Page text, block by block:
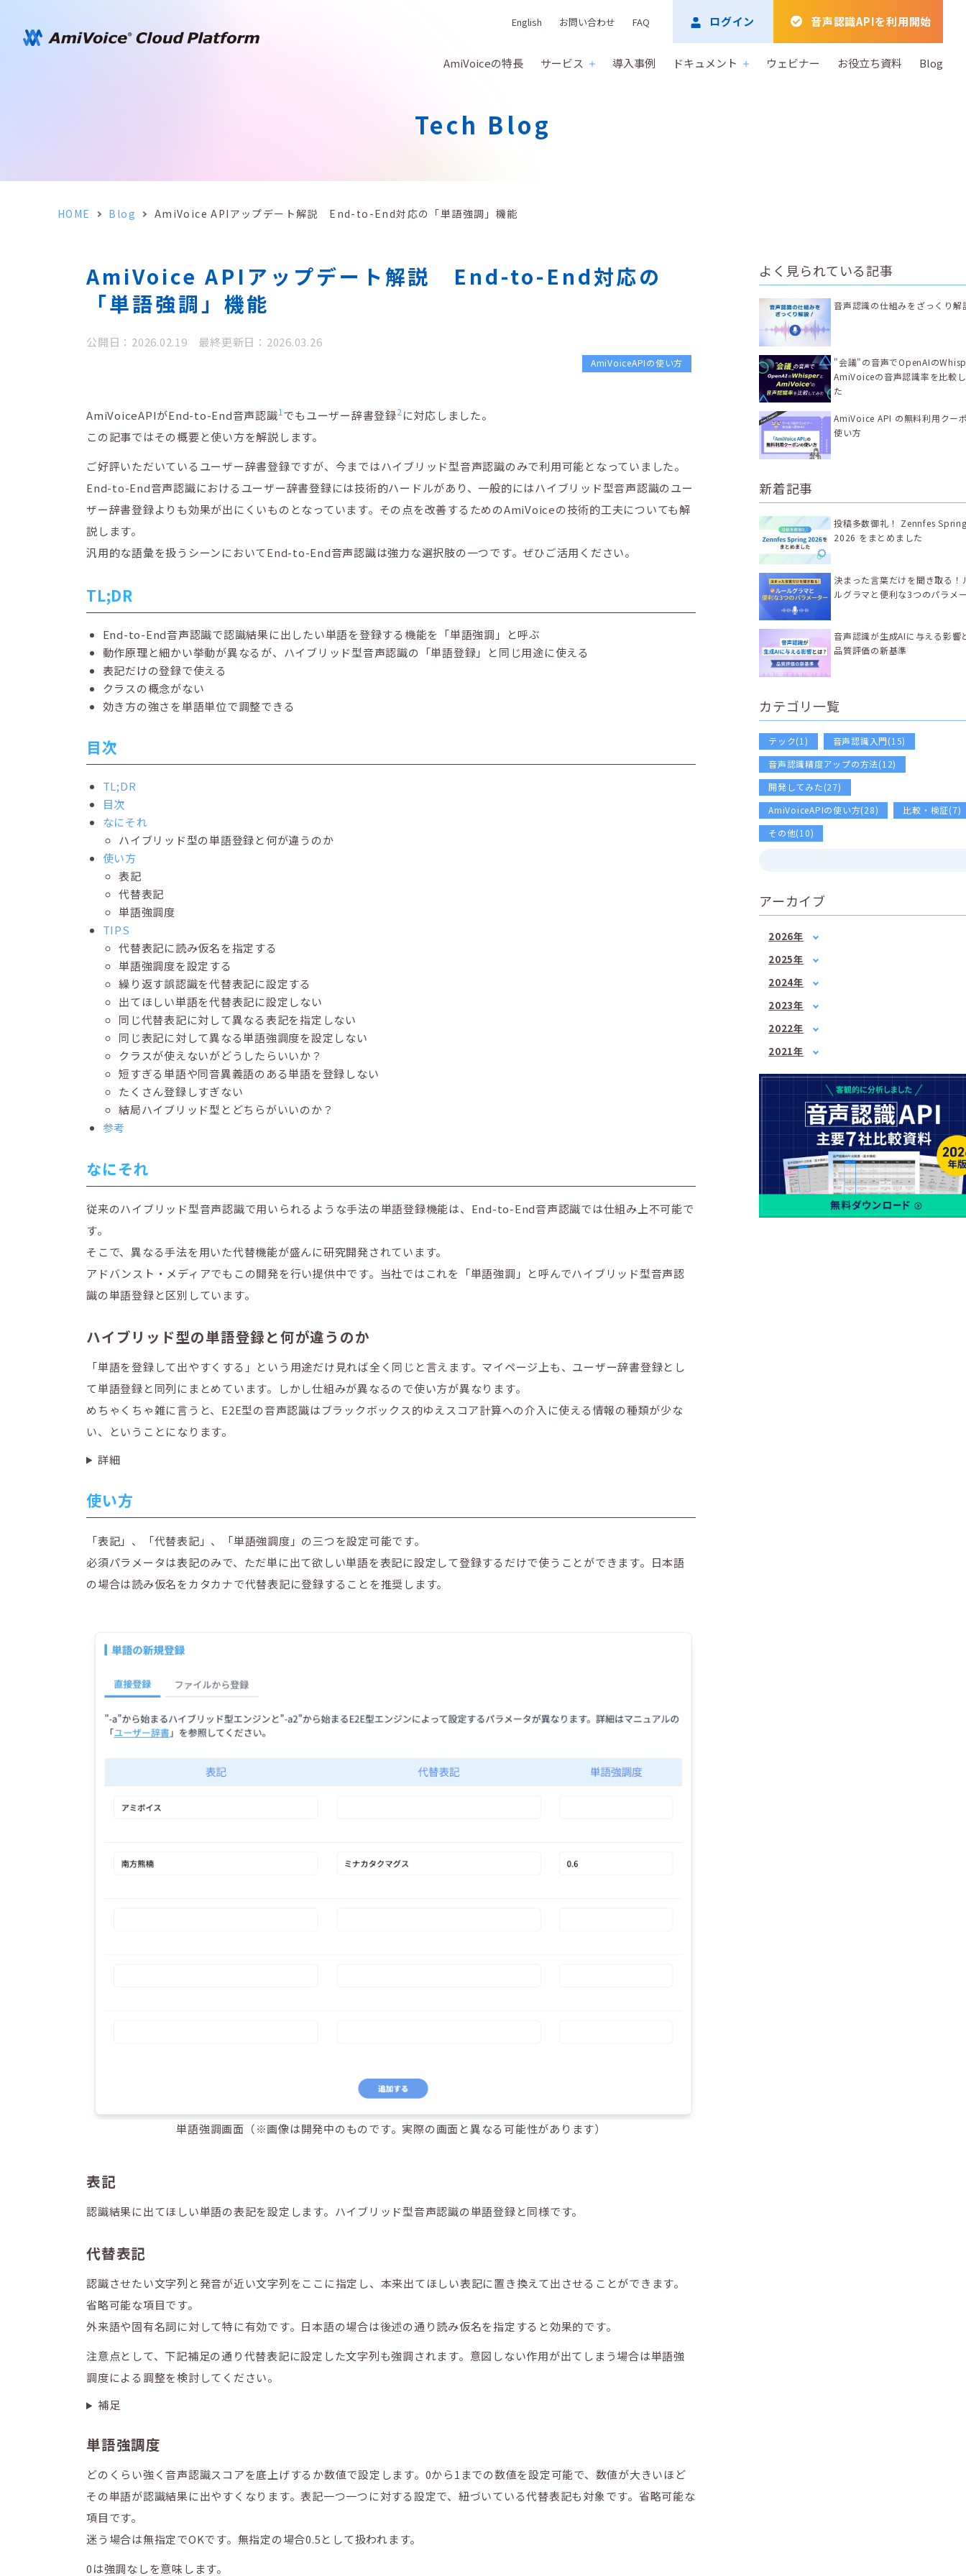
AmiVoiceの特長 サービス 導入事例 ドキュメント ウェビナー お役立ち資料 Blog
English お問い合わせ FAQ ログイン 音声認識APIを利用開始
Tech Blog
HOME Blog AmiVoice APIアップデート解説 End-to-End対応の「単語強調」機能
AmiVoice APIアップデート解説 End-to-End対応の
「単語強調」機能
公開日：2026.02.19 最終更新日：2026.03.26
AmiVoiceAPIの使い方
AmiVoiceAPIがEnd-to-End音声認識1でもユーザー辞書登録2に対応しました。
この記事ではその概要と使い方を解説します。
ご好評いただいているユーザー辞書登録ですが、今まではハイブリッド型音声認識のみで利用可能となっていました。
End-to-End音声認識におけるユーザー辞書登録には技術的ハードルがあり、一般的にはハイブリッド型音声認識のユー
ザー辞書登録よりも効果が出にくいものとなっています。その点を改善するためのAmiVoiceの技術的工夫についても解
説します。
汎用的な語彙を扱うシーンにおいてEnd-to-End音声認識は強力な選択肢の一つです。ぜひご活用ください。
TL;DR
End-to-End音声認識で認識結果に出したい単語を登録する機能を「単語強調」と呼ぶ
動作原理と細かい挙動が異なるが、ハイブリッド型音声認識の「単語登録」と同じ用途に使える
表記だけの登録で使える
クラスの概念がない
効き方の強さを単語単位で調整できる
目次
TL;DR
目次
なにそれ
ハイブリッド型の単語登録と何が違うのか
使い方
表記
代替表記
単語強調度
TIPS
代替表記に読み仮名を指定する
単語強調度を設定する
繰り返す誤認識を代替表記に設定する
出てほしい単語を代替表記に設定しない
同じ代替表記に対して異なる表記を指定しない
同じ表記に対して異なる単語強調度を設定しない
クラスが使えないがどうしたらいいか？
短すぎる単語や同音異義語のある単語を登録しない
たくさん登録しすぎない
結局ハイブリッド型とどちらがいいのか？
参考
なにそれ
従来のハイブリッド型音声認識で用いられるような手法の単語登録機能は、End-to-End音声認識では仕組み上不可能で
す。
そこで、異なる手法を用いた代替機能が盛んに研究開発されています。
アドバンスト・メディアでもこの開発を行い提供中です。当社ではこれを「単語強調」と呼んでハイブリッド型音声認
識の単語登録と区別しています。
ハイブリッド型の単語登録と何が違うのか
「単語を登録して出やすくする」という用途だけ見れば全く同じと言えます。マイページ上も、ユーザー辞書登録とし
て単語登録と同列にまとめています。しかし仕組みが異なるので使い方が異なります。
めちゃくちゃ雑に言うと、E2E型の音声認識はブラックボックス的ゆえスコア計算への介入に使える情報の種類が少な
い、ということになります。
詳細
使い方
「表記」、「代替表記」、「単語強調度」の三つを設定可能です。
必須パラメータは表記のみで、ただ単に出て欲しい単語を表記に設定して登録するだけで使うことができます。日本語
の場合は読み仮名をカタカナで代替表記に登録することを推奨します。
単語強調画面（※画像は開発中のものです。実際の画面と異なる可能性があります）
表記
認識結果に出てほしい単語の表記を設定します。ハイブリッド型音声認識の単語登録と同様です。
代替表記
認識させたい文字列と発音が近い文字列をここに指定し、本来出てほしい表記に置き換えて出させることができます。
省略可能な項目です。
外来語や固有名詞に対して特に有効です。日本語の場合は後述の通り読み仮名を指定すると効果的です。
注意点として、下記補足の通り代替表記に設定した文字列も強調されます。意図しない作用が出てしまう場合は単語強
調度による調整を検討してください。
補足
単語強調度
どのくらい強く音声認識スコアを底上げするか数値で設定します。0から1までの数値を設定可能で、数値が大きいほど
その単語が認識結果に出やすくなります。表記一つ一つに対する設定で、紐づいている代替表記も対象です。省略可能な
項目です。
迷う場合は無指定でOKです。無指定の場合0.5として扱われます。
0は強調なしを意味します。
よく見られている記事
音声認識の仕組みをざっくり解
"会議"の音声でOpenAIの
AmiVoiceの音声認識率を比較
た
AmiVoice API の無料利用クー
使い方
新着記事
投稿多数御礼！ Zennfes
2026 をまとめました
決まった言葉だけを聞き取る！
ルグラマと便利な3つのパラメ
音声認識が生成AIに与える影響
品質評価の新基準
カテゴリ一覧
テック(1)
音声認識入門(15)
音声認識精度アップの方法(12)
開発してみた(27)
AmiVoiceAPIの使い方(28)
比較・検証(7)
その他(10)
アーカイブ
2026年
2月(1)
3月(1)
4月(1)
6月(2)
7月(3)
2025年
3月(2)
5月(1)
7月(2)
9月(1)
10月(1)
12月
(2)
2024年
2月(1)
3月(1)
4月(3)
(2)
12月 (1)
2023年
2月(1)
3月(2)
4月(2)
7月
9月(1)
10月(1)
11月(1)
2022年
2月(3)
3月(2)
4月
8月(2)
9月 (1)
10月(2)
11月(2)
2021年
(2)
9月(2)
10月(3)
12月(3)